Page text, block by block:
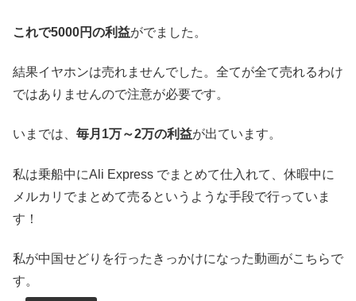
これで5000円の利益がでました。
結果イヤホンは売れませんでした。全てが全て売れるわけ
ではありませんので注意が必要です。
いまでは、 毎月1万～2万の利益が出ています。
私は乗船中にAli Express でまとめて仕入れて、休暇中に
メルカリでまとめて売るというような手段で行っていま
す！
私が中国せどりを行ったきっかけになった動画がこちらで
す。